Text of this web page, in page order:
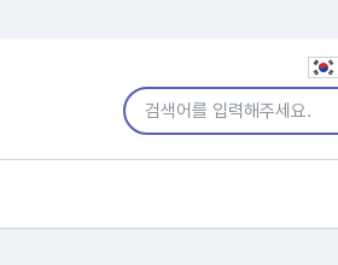
통합검색어 입력